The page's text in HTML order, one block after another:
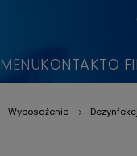
MENUKONTAKTO
Wyposażenie